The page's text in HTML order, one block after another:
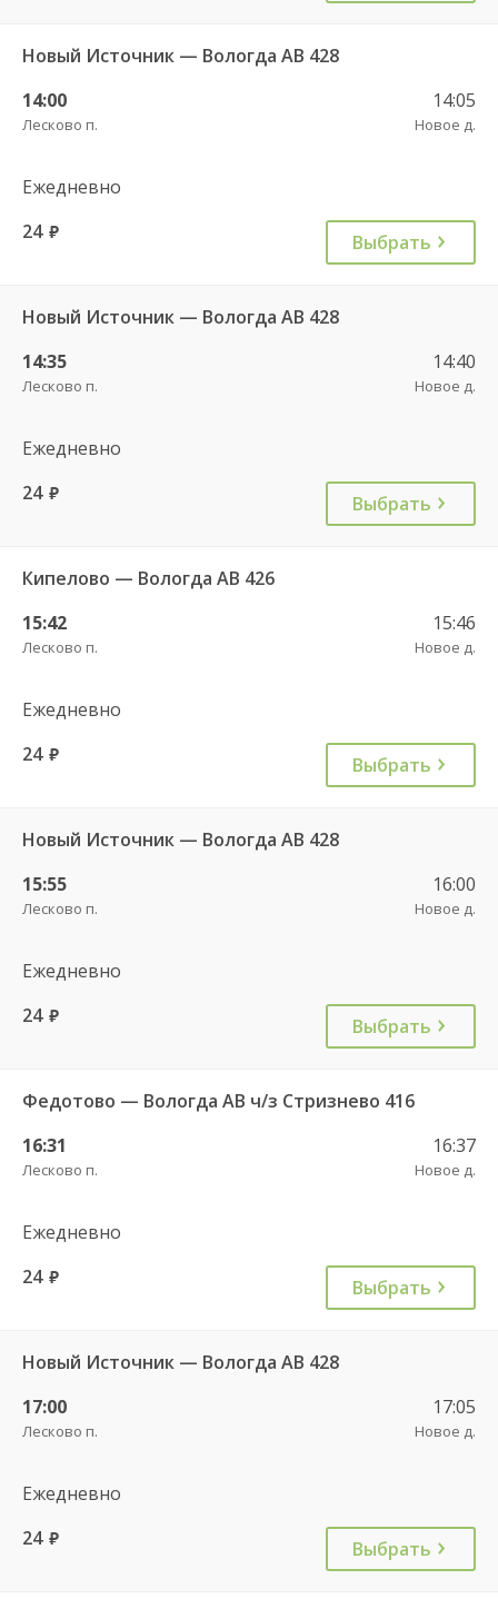
Новый Источник — Вологда АВ 428
14:00
Лесково п.
14:05
Новое д.
Ежедневно
24 руб. Выбрать
Новый Источник — Вологда АВ 428
14:35
Лесково п.
14:40
Новое д.
Ежедневно
24 руб. Выбрать
Кипелово — Вологда АВ 426
15:42
Лесково п.
15:46
Новое д.
Ежедневно
24 руб. Выбрать
Новый Источник — Вологда АВ 428
15:55
Лесково п.
16:00
Новое д.
Ежедневно
24 руб. Выбрать
Федотово — Вологда АВ ч/з Стризнево 416
16:31
Лесково п.
16:37
Новое д.
Ежедневно
24 руб. Выбрать
Новый Источник — Вологда АВ 428
17:00
Лесково п.
17:05
Новое д.
Ежедневно
24 руб. Выбрать